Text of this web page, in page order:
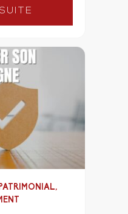
,